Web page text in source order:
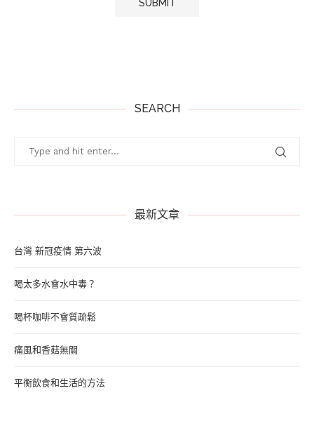
SEARCH
最新文章
台灣 新冠疫情 第六波
喝太多水會水中毒？
喝杯咖啡不會質疏鬆
痛風和香菇無關
平衡飲食和生活的方法